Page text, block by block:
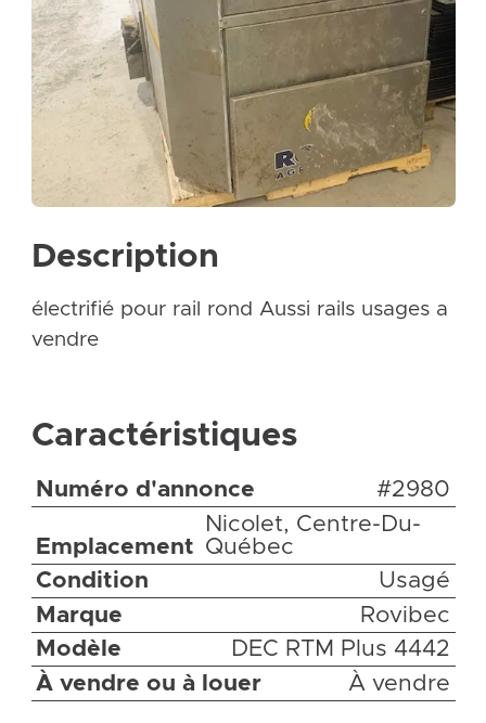
Description
électrifié pour rail rond Aussi rails usages a
vendre
Caractéristiques
Numéro d'annonce #2980
Emplacement
Nicolet, Centre-Du-
Québec
Condition
Usagé
Marque
Rovibec
Modèle
DEC RTM Plus 4442
À vendre ou à louer
À vendre